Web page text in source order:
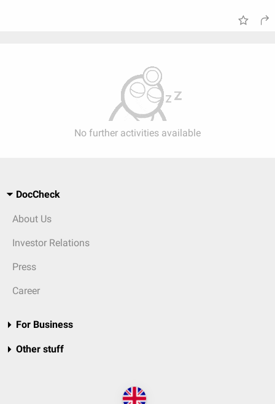
No further activities available
DocCheck
About Us
Investor Relations
Press
Career
For Business
Other stuff